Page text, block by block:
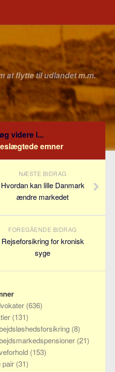
at flytte til udlandet m.m.
videre i...
emner
NÆSTE BIDRAG
Hvordan kan lille Danmark
ændre markedet
FOREGÅENDE BIDRAG
Rejseforsikring for kronisk
syge
(636)
(131)
(8)
(21)
(153)
pair (31)